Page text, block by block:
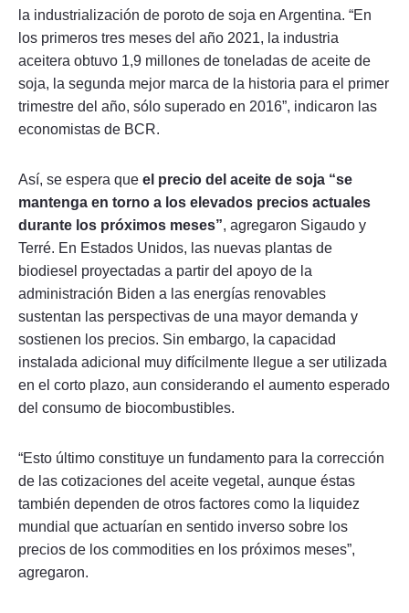
la industrialización de poroto de soja en Argentina. “En
los primeros tres meses del año 2021, la industria
aceitera obtuvo 1,9 millones de toneladas de aceite de
soja, la segunda mejor marca de la historia para el primer
trimestre del año, sólo superado en 2016”, indicaron las
economistas de BCR.
Así, se espera que el precio del aceite de soja “se
mantenga en torno a los elevados precios actuales
durante los próximos meses”, agregaron Sigaudo y
Terré. En Estados Unidos, las nuevas plantas de
biodiesel proyectadas a partir del apoyo de la
administración Biden a las energías renovables
sustentan las perspectivas de una mayor demanda y
sostienen los precios. Sin embargo, la capacidad
instalada adicional muy difícilmente llegue a ser utilizada
en el corto plazo, aun considerando el aumento esperado
del consumo de biocombustibles.
“Esto último constituye un fundamento para la corrección
de las cotizaciones del aceite vegetal, aunque éstas
también dependen de otros factores como la liquidez
mundial que actuarían en sentido inverso sobre los
precios de los commodities en los próximos meses”,
agregaron.